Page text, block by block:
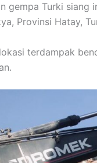
gempa Turki
Provinsi Hatay,
terdampak